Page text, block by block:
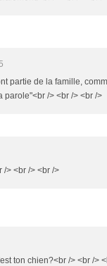
partie de la famille,
parole"<br /> <br /> <br />
/> <br /> <br />
ton chien?<br /> <br />